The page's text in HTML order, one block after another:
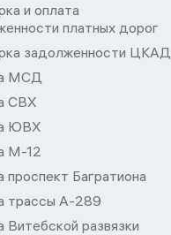
и оплата
платных дорог
задолженности ЦКАД
МСД
СВХ
ЮВХ
М-12
проспект Багратиона
трассы А-289
Витебской развязки